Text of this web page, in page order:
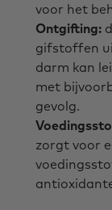
voor het
Ontgifting:
gifstoffen
darm kan
met
gevolg.
zorgt voor